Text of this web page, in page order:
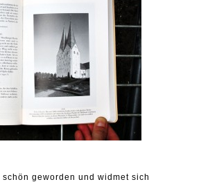
geworden und widmet sich